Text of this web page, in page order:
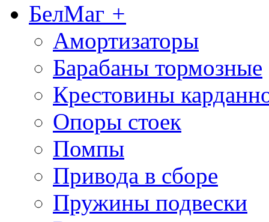
БелМаг +
Амортизаторы
Барабаны тормозные
Крестовины
Опоры стоек
Помпы
Привода в сборе
Пружины подвески